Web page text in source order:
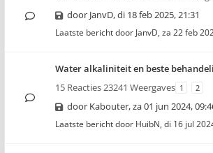
door JanvD,di 18 feb 2025, 21:31
Laatste bericht door JanvD, za 22 feb
Water alkaliniteit en beste
15 Reacties 23241 Weergaves 1 2
door Kabouter,za 01 jun 2024,
Laatste bericht door HuibN, di 16 jul